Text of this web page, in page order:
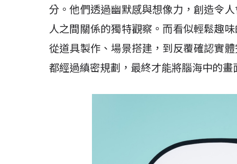
分。他們透過幽默感與想像力，創造令
人之間關係的獨特觀察。而看似輕鬆趣
從道具製作、場景搭建，到反覆確認實
都經過縝密規劃，最終才能將腦海中的畫